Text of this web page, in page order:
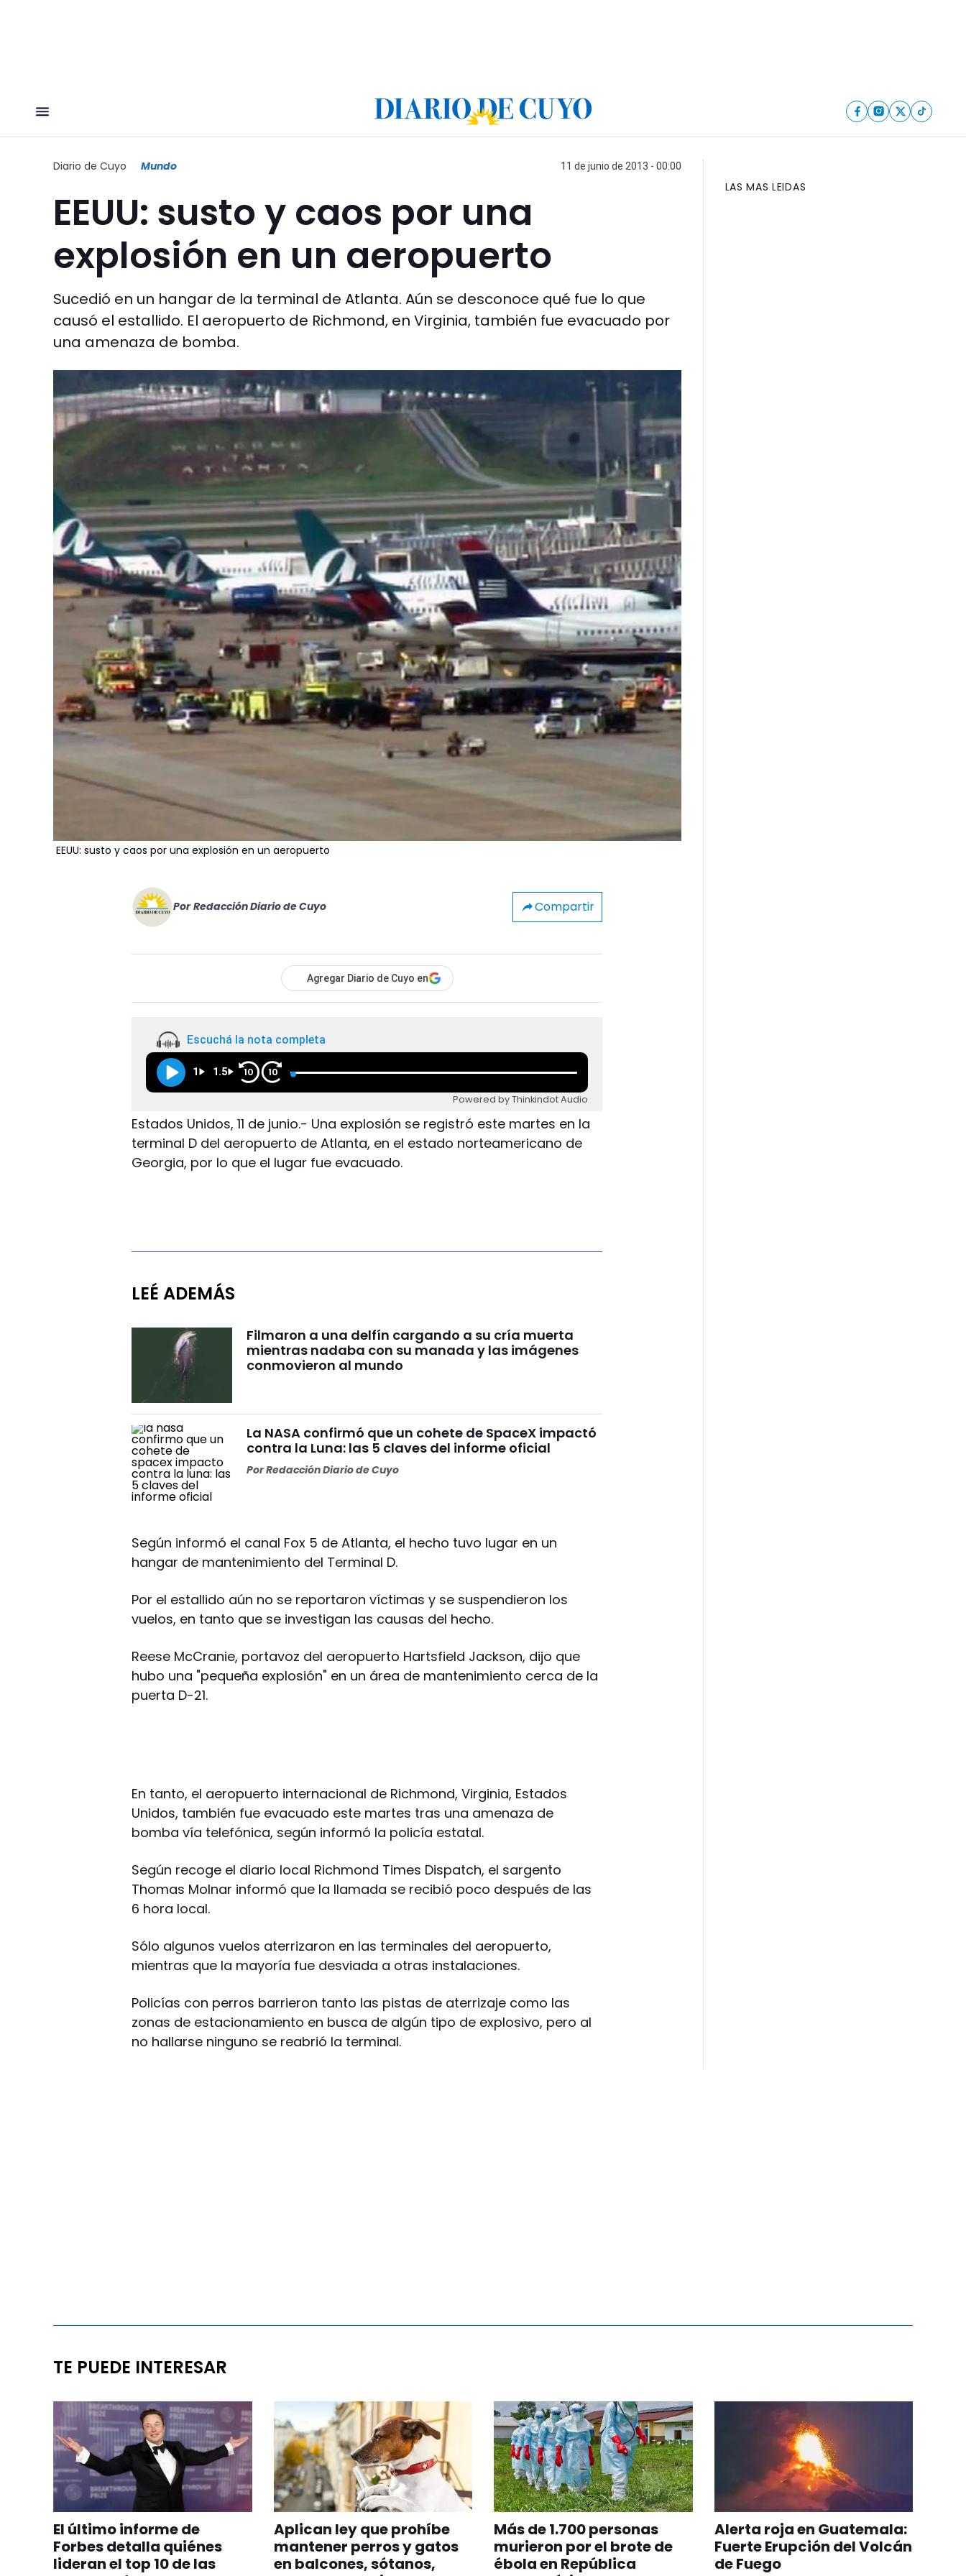
Diario de Cuyo Mundo 11 de junio de 2013 - 00:00
EEUU: susto y caos por una
explosión en un aeropuerto
Sucedió en un hangar de la terminal de Atlanta. Aún se desconoce qué fue lo que
causó el estallido. El aeropuerto de Richmond, en Virginia, también fue evacuado por
una amenaza de bomba.
EEUU: susto y caos por una explosión en un aeropuerto
Por Redacción Diario de Cuyo Compartir
Agregar Diario de Cuyo en
Escuchá la nota completa
1 1.5 10 10
Powered by Thinkindot Audio
Estados Unidos, 11 de junio.- Una explosión se registró este martes en la
terminal D del aeropuerto de Atlanta, en el estado norteamericano de
Georgia, por lo que el lugar fue evacuado.
LEÉ ADEMÁS
Filmaron a una delfín cargando a su cría muerta
mientras nadaba con su manada y las imágenes
conmovieron al mundo
La NASA confirmó que un cohete de SpaceX impactó
contra la Luna: las 5 claves del informe oficial
PorRedacción Diario de Cuyo
Según informó el canal Fox 5 de Atlanta, el hecho tuvo lugar en un
hangar de mantenimiento del Terminal D.
Por el estallido aún no se reportaron víctimas y se suspendieron los
vuelos, en tanto que se investigan las causas del hecho.
Reese McCranie, portavoz del aeropuerto Hartsfield Jackson, dijo que
hubo una "pequeña explosión" en un área de mantenimiento cerca de la
puerta D-21.
En tanto, el aeropuerto internacional de Richmond, Virginia, Estados
Unidos, también fue evacuado este martes tras una amenaza de
bomba vía telefónica, según informó la policía estatal.
Según recoge el diario local Richmond Times Dispatch, el sargento
Thomas Molnar informó que la llamada se recibió poco después de las
6 hora local.
Sólo algunos vuelos aterrizaron en las terminales del aeropuerto,
mientras que la mayoría fue desviada a otras instalaciones.
Policías con perros barrieron tanto las pistas de aterrizaje como las
zonas de estacionamiento en busca de algún tipo de explosivo, pero al
no hallarse ninguno se reabrió la terminal.
LAS MAS LEIDAS
TE PUEDE INTERESAR
El último informe de
Forbes detalla quiénes
lideran el top 10 de las
Aplican ley que prohíbe
mantener perros y gatos
en balcones, sótanos,
Más de 1.700 personas
murieron por el brote de
ébola en República
Alerta roja en Guatemala:
Fuerte Erupción del Volcán
de Fuego